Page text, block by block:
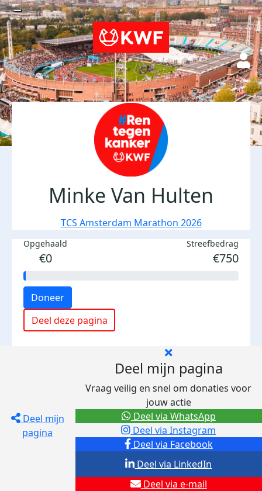
Minke Van Hulten
TCS Amsterdam Marathon 2026
Opgehaald
€0
Streefbedrag
€750
Doneer
Deel deze pagina
Deel mijn
pagina
Deel mijn pagina
Vraag veilig en snel om donaties voor
jouw actie
Deel via Facebook
Deel via Instagram
Deel via e-mail
Deel via LinkedIn
Deel via WhatsApp